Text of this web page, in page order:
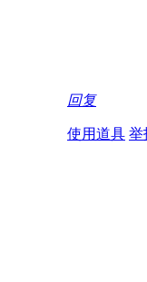
回复
使用道具 举